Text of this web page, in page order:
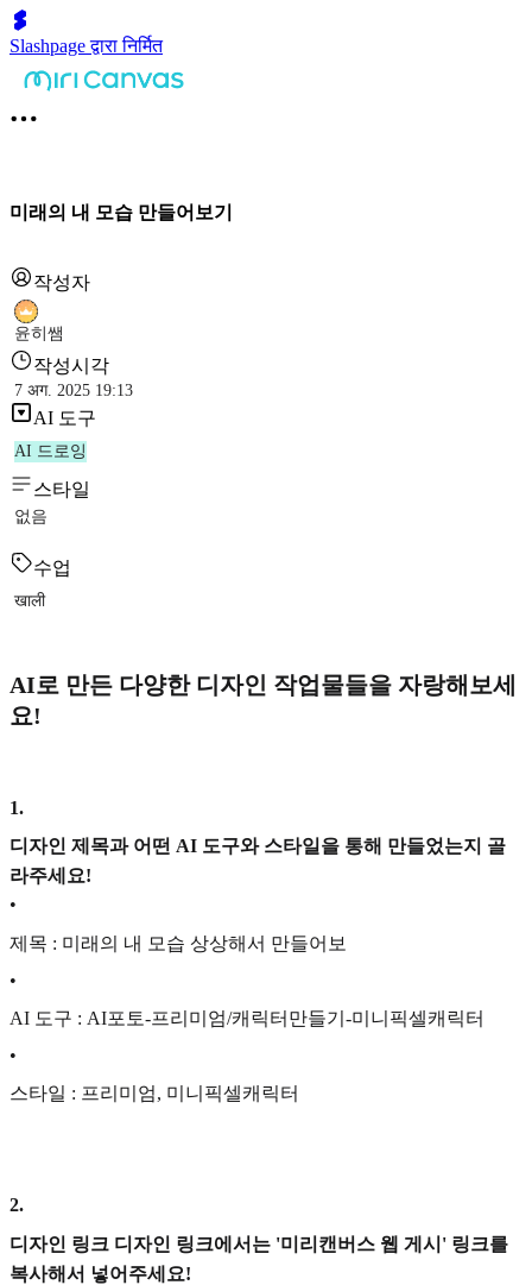
Slashpage द्वारा निर्मित
미래의 내 모습 만들어보기
작성자
윤히쌤
작성시각
7 अग. 2025 19:13
AI 도구
AI 드로잉
스타일
없음
수업
खाली
AI로 만든 다양한 디자인 작업물들을 자랑해보세
요!
1.
디자인 제목과 어떤 AI 도구와 스타일을 통해 만들었는지 골
라주세요!
•
제목 : 미래의 내 모습 상상해서 만들어보
•
AI 도구 : AI포토-프리미엄/캐릭터만들기-미니픽셀캐릭터
•
스타일 : 프리미엄, 미니픽셀캐릭터
2.
디자인 링크 디자인 링크에서는 '미리캔버스 웹 게시' 링크를
복사해서 넣어주세요!